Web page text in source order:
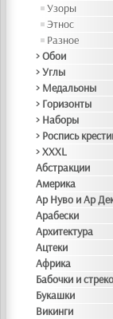
Узоры
Этнос
Разное
> Обои
> Углы
> Медальоны
> Горизонты
> Наборы
> Роспись
> XXXL
Абстракции
Америка
Ар Нуво и Ар
Арабески
Архитектура
Ацтеки
Африка
Бабочки и
Букашки
Викинги